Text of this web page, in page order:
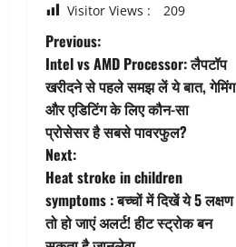
Visitor Views : 209
P
o
s
t
n
a
Previous:
Intel vs AMD Processor: लैपटॉप
खरीदने से पहले समझ लें ये बात, गेमिंग
और एडिटिंग के लिए कौन-सा
प्रोसेसर है सबसे पावरफुल?
Next:
Heat stroke in children
symptoms : बच्चों में दिखें ये 5 लक्षण
तो हो जाएं अलर्ट! हीट स्ट्रोक बन